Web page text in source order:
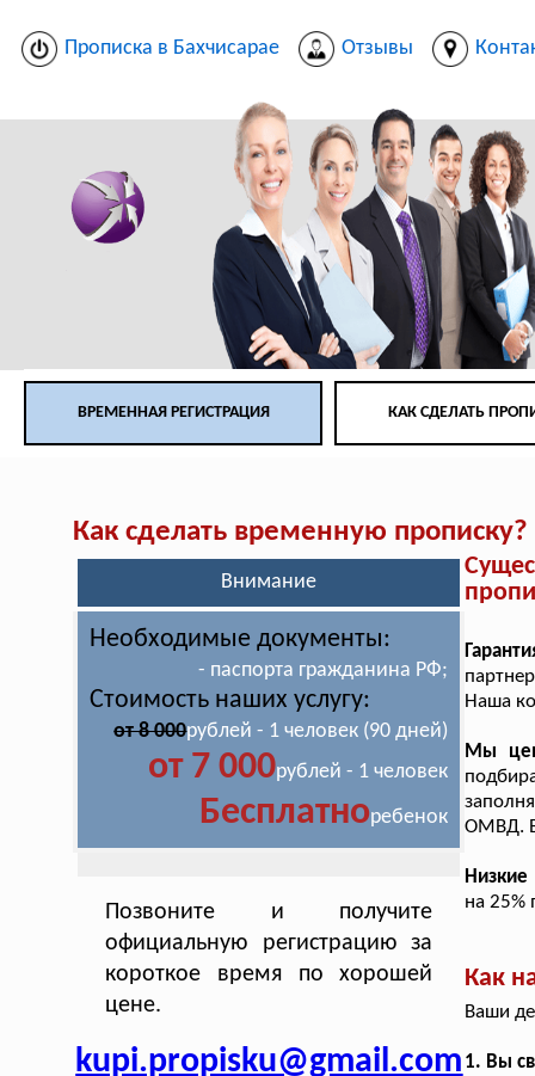
Прописка в Бахчисарае Отзывы
ВРЕМЕННАЯ РЕГИСТРАЦИЯ КАК СДЕЛАТЬ
Как сделать временную прописку?
Внимание
Необходимые документы:
- паспорта гражданина РФ;
Стоимость наших услугу:
от 8 000рублей - 1 человек (90 дней)
от 7 000рублей - 1 человек
Бесплатноребенок
Позвоните и получите
официальную регистрацию за
короткое время по хорошей
цене.
kupi.propisku@gmail.com
Наша
Мы
ОМВД.
на 25%
Как
Ваши
1. Вы